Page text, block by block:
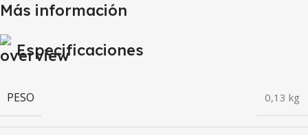
Más información
Especificaciones
PESO 0,13 kg